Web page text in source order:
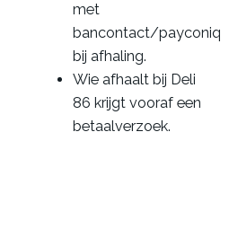
met
bancontact/payconiq
bij afhaling.
Wie afhaalt bij Deli
86 krijgt vooraf een
betaalverzoek.